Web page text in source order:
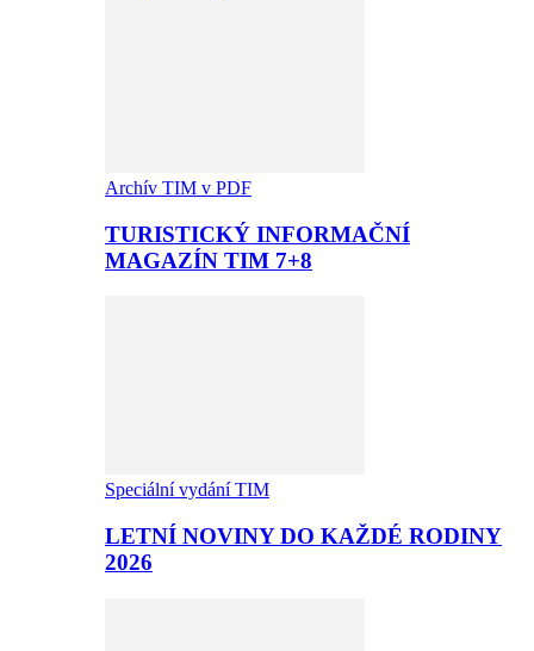
Archív TIM v PDF
TURISTICKÝ INFORMAČNÍ
MAGAZÍN TIM 7+8
Speciální vydání TIM
LETNÍ NOVINY DO KAŽDÉ RODINY
2026